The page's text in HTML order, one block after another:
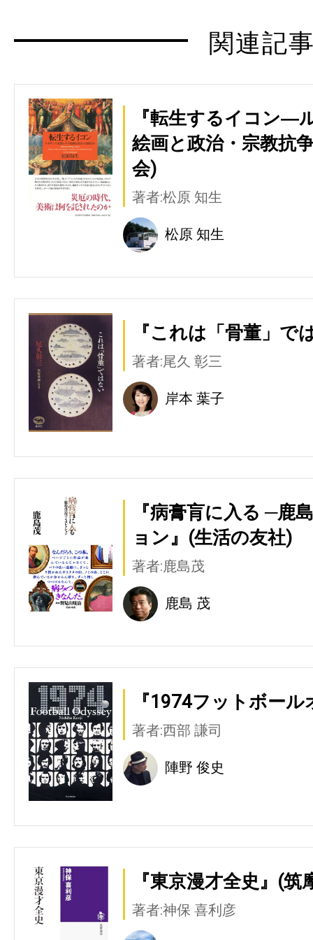
関連記
『転生するイコン―
絵画と政治・宗教抗
会)
著者:松原 知生
松原 知生
『これは「骨董」で
著者:尾久 彰三
岸本 葉子
『病膏肓に入る ─鹿
ョン』(生活の友社)
著者:鹿島茂
鹿島 茂
『1974フットボー
著者:西部 謙司
陣野 俊史
『東京漫才全史』(筑
著者:神保 喜利彦